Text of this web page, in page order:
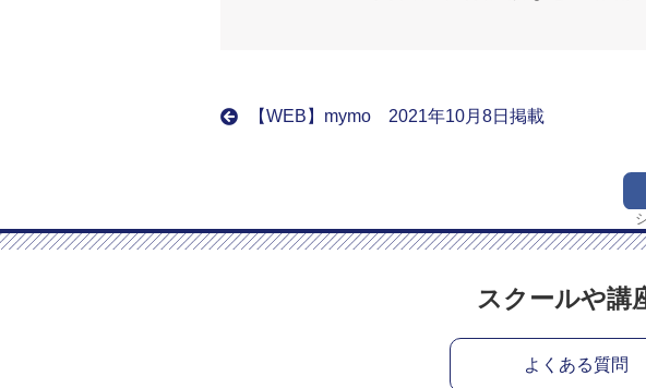
【WEB】mymo 2021年10月8日掲載
スクールや講
よくある質問